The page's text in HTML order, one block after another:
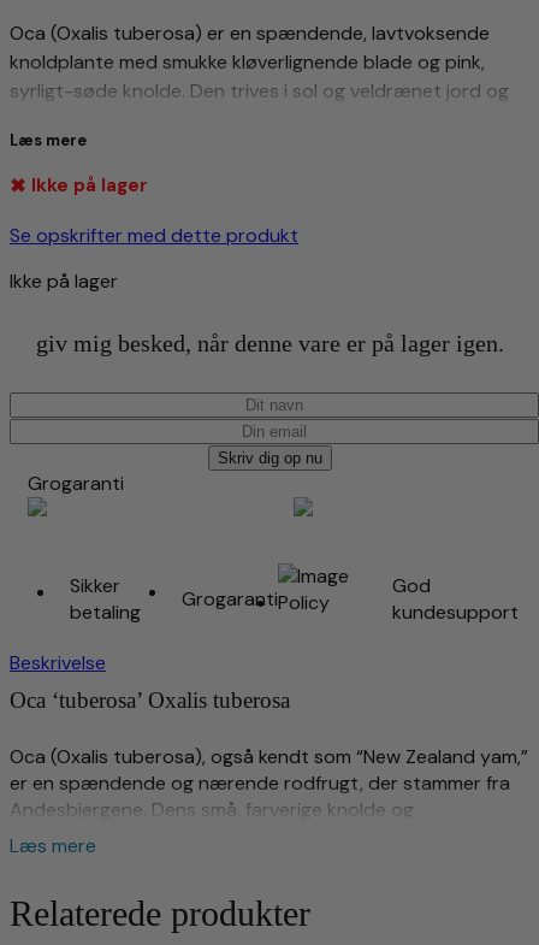
Oca (Oxalis tuberosa) er en spændende, lavtvoksende
knoldplante med smukke kløverlignende blade og pink,
syrligt-søde knolde. Den trives i sol og veldrænet jord og
køkkenhaven.
Planten du modtager en en plug plante, det vil sige at den
er dyrket i små cellebakker, hvor du modtager en plante pr
Du kan kombinere mængderabat med Søde kartofler og
Da dette er en specialvare i begrænset antal og med et
begrænset leveringsvindue, pålægges et specialtillæg på
50 kr. i fragt (gratis fragt ved køb over 1.200 kr.).
Hvis denne specialvare kombineres med andre produkter
end søde kartofler og Yacon, vil fragten være 99 kr. + 50 kr.
fortsat være 50 kr. for specialprodukterne.
Læs mere
Ikke på lager
Se opskrifter med dette produkt
Ikke på lager
giv mig besked, når denne vare er på lager igen.
Skriv dig op nu
Grogaranti
Sikker
betaling
Grogaranti
God
kundesupport
Beskrivelse
Oca ‘tuberosa’ Oxalis tuberosa
Oca (Oxalis tuberosa), også kendt som “New Zealand yam,”
er en spændende og nærende rodfrugt, der stammer fra
Andesbjergene. Dens små, farverige knolde og
kløverlignende blade gør den både funktionel og dekorativ.
kartoffellignende smag, hvilket gør den til en alsidig afgrøde
Læs mere
Relaterede produkter